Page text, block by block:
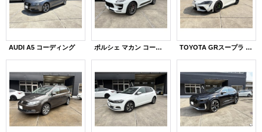
AUDI A5 コーディング ポルシェ マカン コーディング TOYOTA GRスープラ コーディング